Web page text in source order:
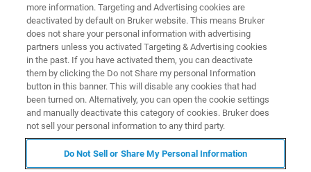
more information. Targeting and Advertising cookies are
deactivated by default on Bruker website. This means Bruker
does not share your personal information with advertising
partners unless you activated Targeting & Advertising cookies
in the past. If you have activated them, you can deactivate
them by clicking the Do not Share my personal Information
button in this banner. This will disable any cookies that had
been turned on. Alternatively, you can open the cookie settings
and manually deactivate this category of cookies. Bruker does
not sell your personal information to any third party.
Do Not Sell or Share My Personal Information